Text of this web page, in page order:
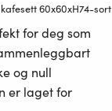
60x60xH74-sort
for deg som
og null
er laget for